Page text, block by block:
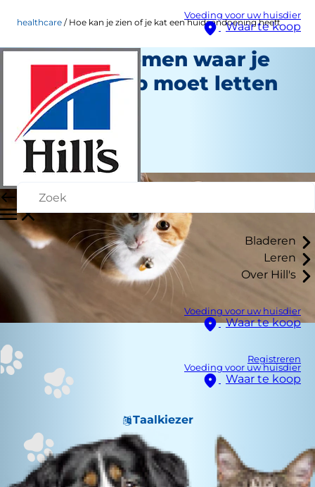
Voeding voor uw huisdier
Waar te koop
Bladeren
Leren
Over Hill's
Voeding voor uw huisdier
Waar te koop
Registreren
Voeding voor uw huisdier
Waar te koop
Taalkiezer
healthcare Hoe kan je zien of je kat een huidaandoening heeft
Huidproblemen waar je
bij je kat op moet letten
Gezondheidszorg
Medewerker auteur
|
16 januari 2026